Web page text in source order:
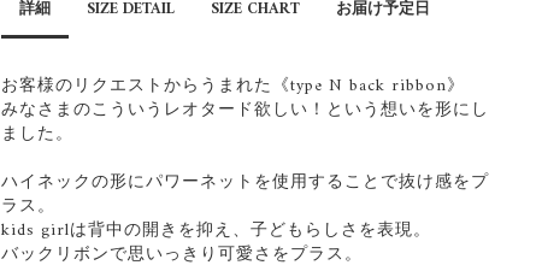
詳細 SIZE DETAIL SIZE CHART お届け予定日
お客様のリクエストからうまれた《type N back ribbon》
みなさまのこういうレオタード欲しい！という想いを形にし
ました。
ハイネックの形にパワーネットを使用することで抜け感をプ
ラス。
kids girlは背中の開きを抑え、子どもらしさを表現。
バックリボンで思いっきり可愛さをプラス。